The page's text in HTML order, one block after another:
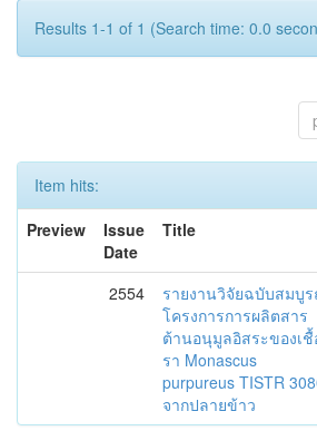
Results 1-1 of 1 (Search time: 0.0
Item hits:
Preview
Issue
Date
Title
2554
รายงานวิจัยฉบับสมบู
โครงการการผลิตสาร
ต้านอนุมูลอิสระของเชื้
รา Monascus
purpureus TISTR
จากปลายข้าว